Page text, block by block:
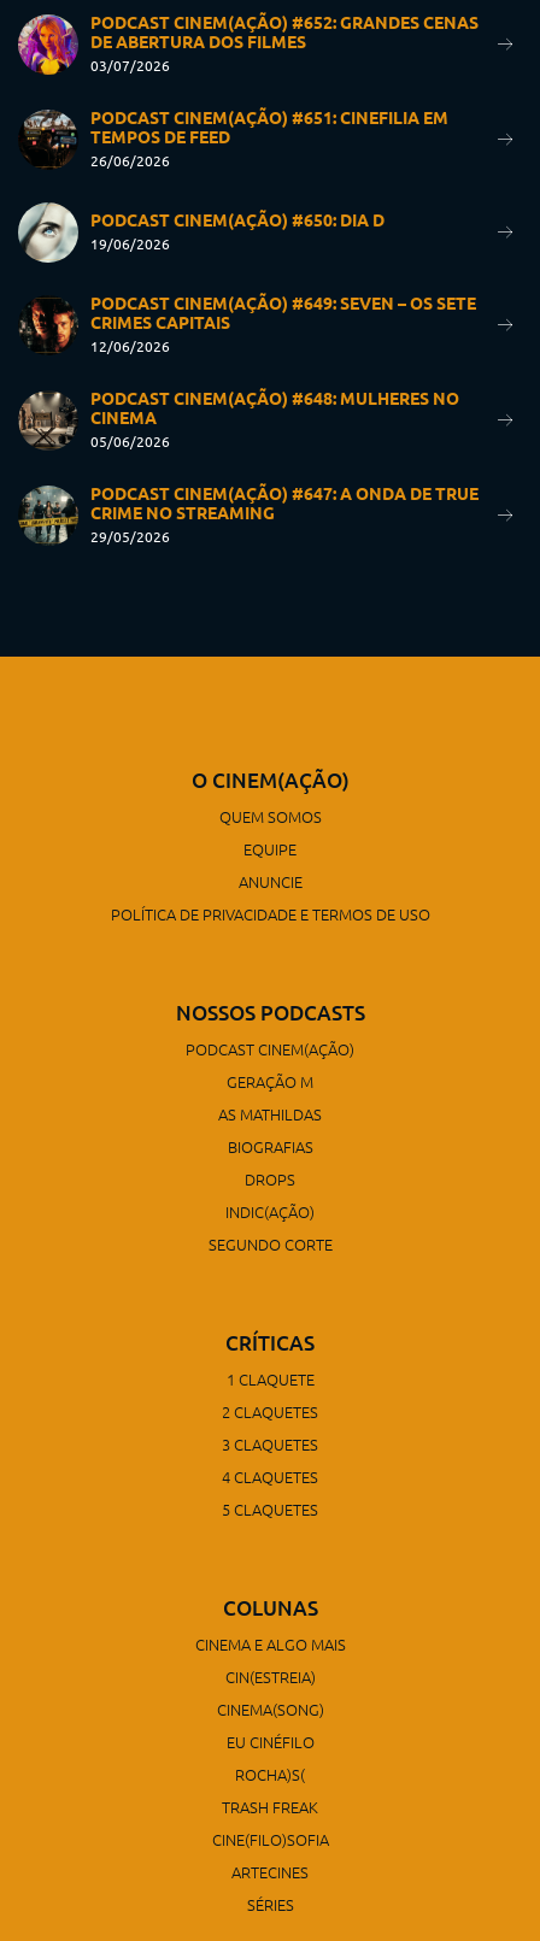
PODCAST CINEM(AÇÃO) #652: GRANDES CENAS
DE ABERTURA DOS FILMES
03/07/2026
PODCAST CINEM(AÇÃO) #651: CINEFILIA EM
TEMPOS DE FEED
26/06/2026
PODCAST CINEM(AÇÃO) #650: DIA D
19/06/2026
PODCAST CINEM(AÇÃO) #649: SEVEN – OS SETE
CRIMES CAPITAIS
12/06/2026
PODCAST CINEM(AÇÃO) #648: MULHERES NO
CINEMA
05/06/2026
PODCAST CINEM(AÇÃO) #647: A ONDA DE TRUE
CRIME NO STREAMING
29/05/2026
O CINEM(AÇÃO)
QUEM SOMOS
EQUIPE
ANUNCIE
POLÍTICA DE PRIVACIDADE E TERMOS DE USO
NOSSOS PODCASTS
PODCAST CINEM(AÇÃO)
GERAÇÃO M
AS MATHILDAS
BIOGRAFIAS
DROPS
INDIC(AÇÃO)
SEGUNDO CORTE
CRÍTICAS
1 CLAQUETE
2 CLAQUETES
3 CLAQUETES
4 CLAQUETES
5 CLAQUETES
COLUNAS
CINEMA E ALGO MAIS
CIN(ESTREIA)
CINEMA(SONG)
EU CINÉFILO
ROCHA)S(
TRASH FREAK
CINE(FILO)SOFIA
ARTECINES
SÉRIES